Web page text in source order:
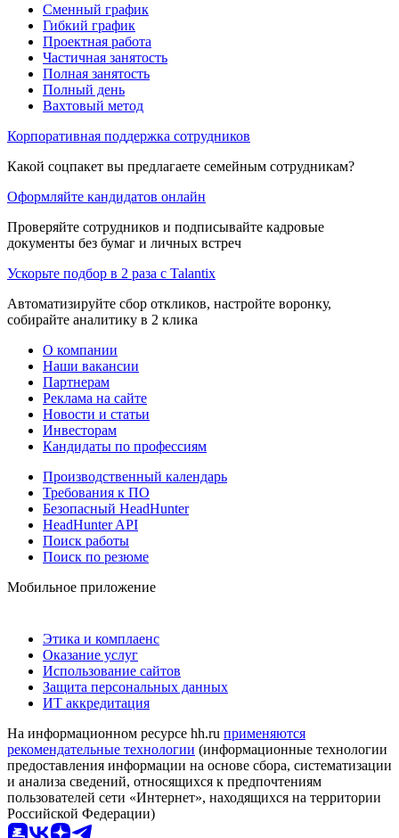
Сменный график
Гибкий график
Проектная работа
Частичная занятость
Полная занятость
Полный день
Вахтовый метод
Корпоративная поддержка сотрудников
Какой соцпакет вы предлагаете семейным сотрудникам?
Оформляйте кандидатов онлайн
Проверяйте сотрудников и подписывайте кадровые
документы без бумаг и личных встреч
Ускорьте подбор в 2 раза с Talantix
Автоматизируйте сбор откликов, настройте воронку,
собирайте аналитику в 2 клика
О компании
Наши вакансии
Партнерам
Реклама на сайте
Новости и статьи
Инвесторам
Кандидаты по профессиям
Производственный календарь
Требования к ПО
Безопасный HeadHunter
HeadHunter API
Поиск работы
Поиск по резюме
Мобильное приложение
Этика и комплаенс
Оказание услуг
Использование сайтов
Защита персональных данных
ИТ аккредитация
На информационном ресурсе hh.ru применяются
рекомендательные технологии (информационные технологии
предоставления информации на основе сбора, систематизации
и анализа сведений, относящихся к предпочтениям
пользователей сети «Интернет», находящихся на территории
Российской Федерации)